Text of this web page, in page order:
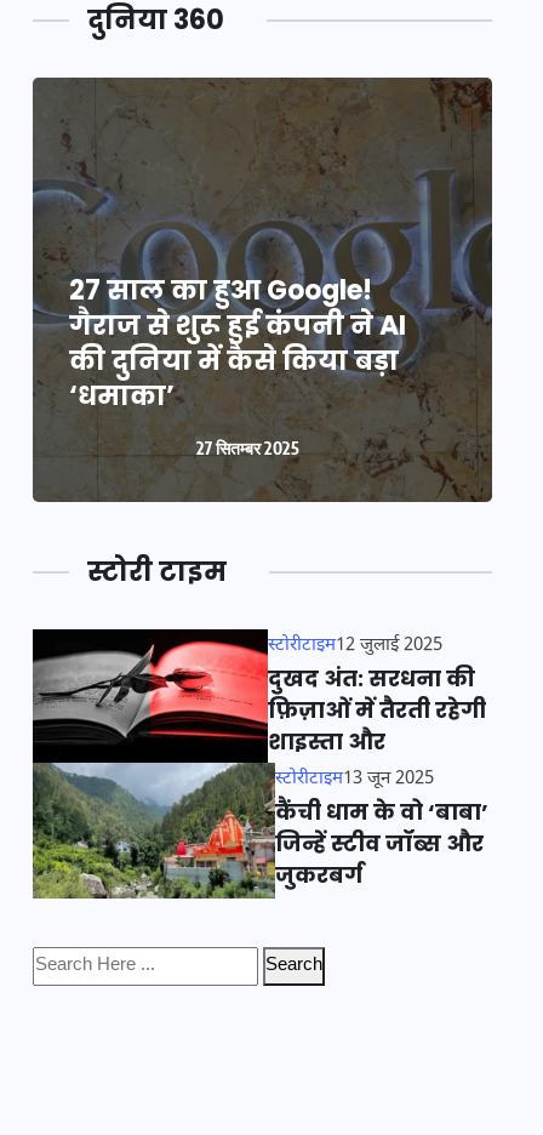
दुनिया 360
27 साल का हुआ Google!
गैराज से शुरू हुई कंपनी ने AI
की दुनिया में कैसे किया बड़ा
‘धमाका’
27 सितम्बर 2025
स्टोरी टाइम
स्टोरीटाइम12 जुलाई 2025
दुखद अंत: सरधना की
फ़िज़ाओं में तैरती रहेगी
शाइस्ता और
स्टोरीटाइम13 जून 2025
कैंची धाम के वो ‘बाबा’
जिन्हें स्टीव जॉब्स और
जुकरबर्ग
Search